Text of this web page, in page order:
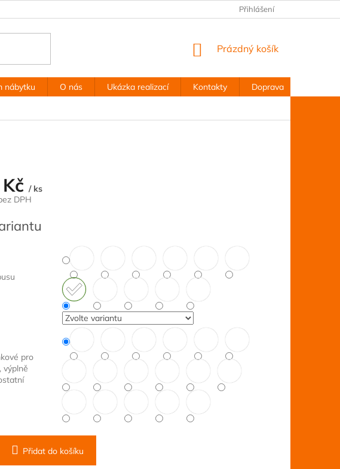
Přihlášení
NÁKUPNÍ
Prázdný košík
nábytku O nás Ukázka realizací Kontakty Doprava
/ ks
DPH
pro
výplně
Přidat do košíku